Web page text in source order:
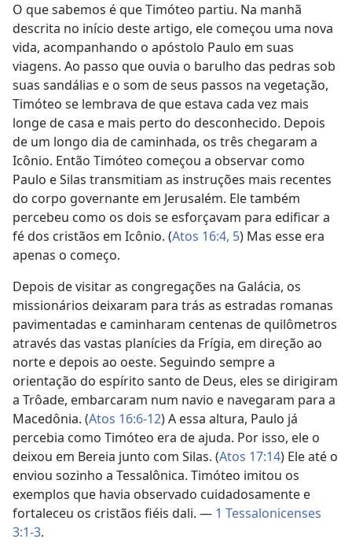
O que sabemos é que Timóteo partiu. Na manhã
descrita no início deste artigo, ele começou uma nova
vida, acompanhando o apóstolo Paulo em suas
viagens. Ao passo que ouvia o barulho das pedras sob
suas sandálias e o som de seus passos na vegetação,
Timóteo se lembrava de que estava cada vez mais
longe de casa e mais perto do desconhecido. Depois
de um longo dia de caminhada, os três chegaram a
Icônio. Então Timóteo começou a observar como
Paulo e Silas transmitiam as instruções mais recentes
do corpo governante em Jerusalém. Ele também
percebeu como os dois se esforçavam para edificar a
fé dos cristãos em Icônio. (Atos 16:4, 5) Mas esse era
apenas o começo.
Depois de visitar as congregações na Galácia, os
missionários deixaram para trás as estradas romanas
pavimentadas e caminharam centenas de quilômetros
através das vastas planícies da Frígia, em direção ao
norte e depois ao oeste. Seguindo sempre a
orientação do espírito santo de Deus, eles se dirigiram
a Trôade, embarcaram num navio e navegaram para a
Macedônia. (Atos 16:6-12) A essa altura, Paulo já
percebia como Timóteo era de ajuda. Por isso, ele o
deixou em Bereia junto com Silas. (Atos 17:14) Ele até o
enviou sozinho a Tessalônica. Timóteo imitou os
exemplos que havia observado cuidadosamente e
fortaleceu os cristãos fiéis dali. — 1 Tessalonicenses
3:1-3.